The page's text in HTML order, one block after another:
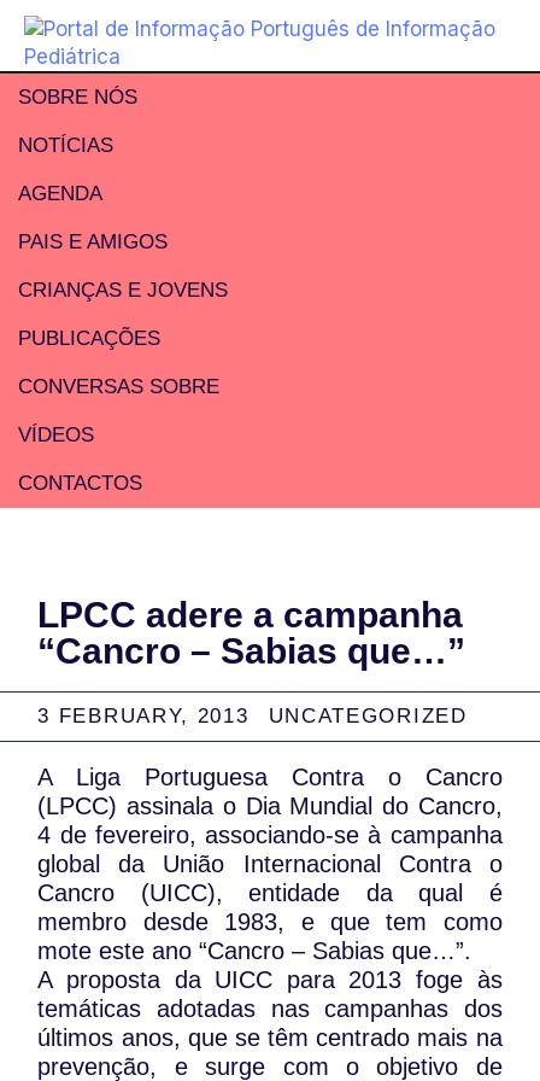
SOBRE NÓS
NOTÍCIAS
AGENDA
PAIS E AMIGOS
CRIANÇAS E JOVENS
PUBLICAÇÕES
CONVERSAS SOBRE
VÍDEOS
CONTACTOS
LPCC adere a campanha
“Cancro – Sabias que…”
3 FEBRUARY, 2013 UNCATEGORIZED
A Liga Portuguesa Contra o Cancro
(LPCC) assinala o Dia Mundial do Cancro,
4 de fevereiro, associando-se à campanha
global da União Internacional Contra o
Cancro (UICC), entidade da qual é
membro desde 1983, e que tem como
mote este ano “Cancro – Sabias que…”.
A proposta da UICC para 2013 foge às
temáticas adotadas nas campanhas dos
últimos anos, que se têm centrado mais na
prevenção, e surge com o objetivo de